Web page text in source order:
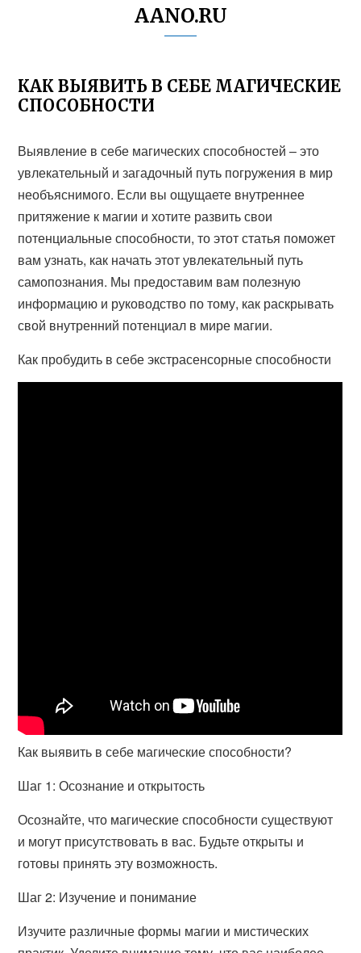
AANO.RU
КАК ВЫЯВИТЬ В СЕБЕ МАГИЧЕСКИЕ
СПОСОБНОСТИ
Выявление в себе магических способностей – это
увлекательный и загадочный путь погружения в мир
необъяснимого. Если вы ощущаете внутреннее
притяжение к магии и хотите развить свои
потенциальные способности, то этот статья поможет
вам узнать, как начать этот увлекательный путь
самопознания. Мы предоставим вам полезную
информацию и руководство по тому, как раскрывать
свой внутренний потенциал в мире магии.
Как пробудить в себе экстрасенсорные способности
Как выявить в себе магические способности?
Шаг 1: Осознание и открытость
Осознайте, что магические способности существуют
и могут присутствовать в вас. Будьте открыты и
готовы принять эту возможность.
Шаг 2: Изучение и понимание
Изучите различные формы магии и мистических